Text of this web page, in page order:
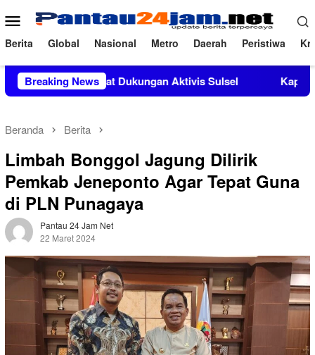
ke
konten
Menu
Mobile
Berita Global Nasional Metro Daerah Peristiwa
Breaking News
Dukungan Aktivis Sulsel Kapolres Polewali
Beranda Berita
Limbah Bonggol Jagung Dilirik
Pemkab Jeneponto Agar Tepat Guna
di PLN Punagaya
Pantau 24 Jam Net
22 Maret 2024